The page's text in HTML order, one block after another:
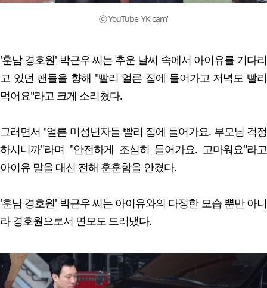
ⓒ YouTube 'YK cam'
'훈남 경호원' 박근우 씨는 추운 날씨 속에서 아이유를 기다리
고 있던 팬들을 향해 "빨리 얼른 집에 들어가고 저녁도 빨리
먹어요"라고 크게 소리쳤다.
그러면서 "얼른 미성년자들 빨리 집에 들어가요. 부모님 걱정
하시니까"라며 "안전하게 조심히 들어가요. 고마워요"라고
아이유 말을 대신 전해 훈훈함을 안겼다.
'훈남 경호원' 박근우 씨는 아이유와의 다정한 모습 뿐만 아니
라 경호원으로서 면모도 드러냈다.